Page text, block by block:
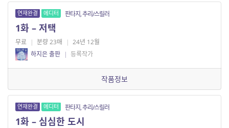
연재완결 에디터 판타지, 추리/스릴러
1화 – 저택
무료 | 분량 23매 | 24년 12월
하지은 출판 | 등록작가
작품정보
연재완결 에디터 판타지, 추리/스릴러
1화 – 심심한 도시